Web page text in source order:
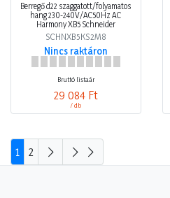
Berregő d22 szaggatott/folyamatos
hang 230-240V/AC50Hz AC
Harmony XB5 Schneider
SCHNXB5KS2M8
Nincs raktáron
Bruttó listaár
29 084 Ft
/ db
1 2